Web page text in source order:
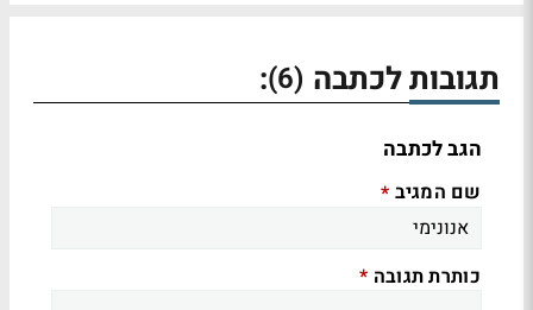
תגובות לכתבה (6)
:
הגב לכתבה
שם המגיב *
כותרת תגובה *